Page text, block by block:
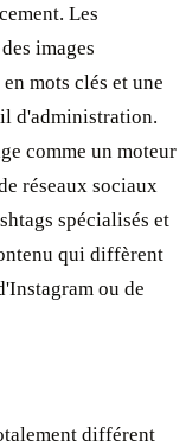
Les
images
mots clés et une
d'administration.
comme un moteur
réseaux sociaux
spécialisés et
qui diffèrent
ou de
différent